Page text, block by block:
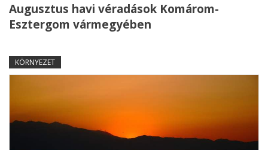
Augusztus havi véradások Komárom-
Esztergom vármegyében
KÖRNYEZET